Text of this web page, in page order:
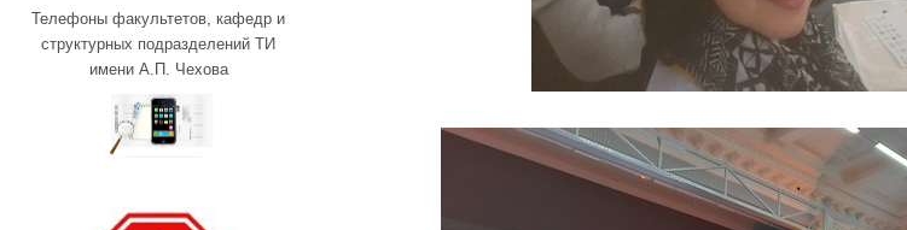
Телефоны факультетов, кафедр и
структурных подразделений ТИ
имени А.П. Чехова